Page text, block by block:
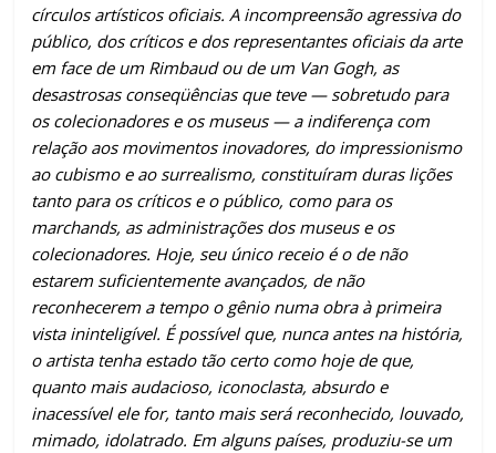
círculos artísticos oficiais. A incompreensão agressiva do
público, dos críticos e dos representantes oficiais da arte
em face de um Rimbaud ou de um Van Gogh, as
desastrosas conseqüências que teve — sobretudo para
os colecionadores e os museus — a indiferença com
relação aos movimentos inovadores, do impressionismo
ao cubismo e ao surrealismo, constituíram duras lições
tanto para os críticos e o público, como para os
marchands, as administrações dos museus e os
colecionadores. Hoje, seu único receio é o de não
estarem suficientemente avançados, de não
reconhecerem a tempo o gênio numa obra à primeira
vista ininteligível. É possível que, nunca antes na história,
o artista tenha estado tão certo como hoje de que,
quanto mais audacioso, iconoclasta, absurdo e
inacessível ele for, tanto mais será reconhecido, louvado,
mimado, idolatrado. Em alguns países, produziu-se um